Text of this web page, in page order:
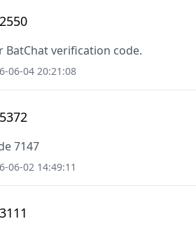
BatChat verification code.
06-04 20:21:08
7147
06-02 14:49:11